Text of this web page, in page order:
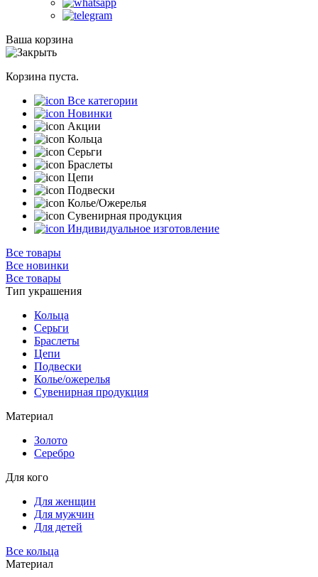
Ваша корзина
Корзина пуста.
Все категории
Новинки
Акции
Кольца
Серьги
Браслеты
Цепи
Подвески
Колье/Ожерелья
Сувенирная продукция
Индивидуальное изготовление
Все товары
Все новинки
Все товары
Тип украшения
Кольца
Серьги
Браслеты
Цепи
Подвески
Колье/ожерелья
Сувенирная продукция
Материал
Золото
Серебро
Для кого
Для женщин
Для мужчин
Для детей
Все кольца
Материал